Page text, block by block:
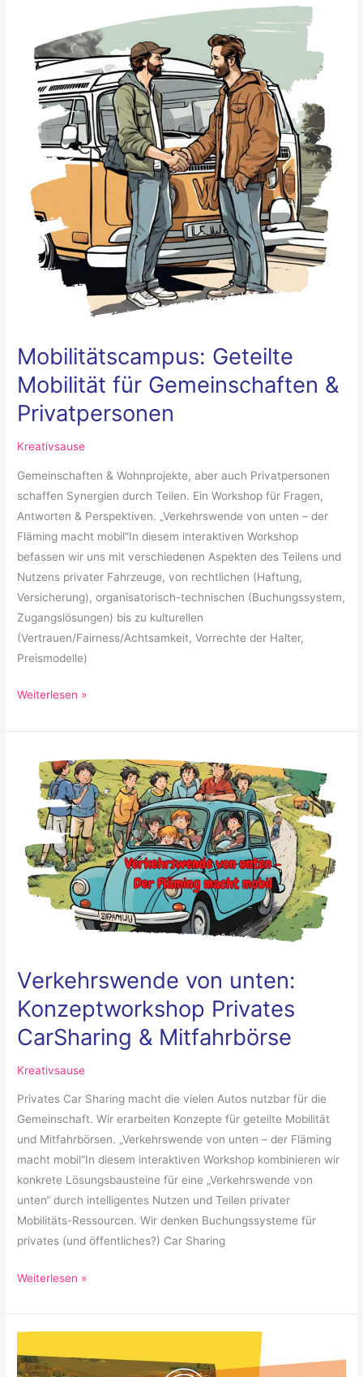
Mobilitätscampus: Geteilte
Mobilität für Gemeinschaften &
Privatpersonen
Kreativsause
Gemeinschaften & Wohnprojekte, aber auch Privatpersonen
schaffen Synergien durch Teilen. Ein Workshop für Fragen,
Antworten & Perspektiven. „Verkehrswende von unten – der
Fläming macht mobil“In diesem interaktiven Workshop
befassen wir uns mit verschiedenen Aspekten des Teilens und
Nutzens privater Fahrzeuge, von rechtlichen (Haftung,
Versicherung), organisatorisch-technischen (Buchungssystem,
Zugangslösungen) bis zu kulturellen
(Vertrauen/Fairness/Achtsamkeit, Vorrechte der Halter,
Preismodelle)
Mobilität
Gemeinschaften
Privatpersonen
Weiterlesen »
Verkehrswende von unten:
Konzeptworkshop Privates
CarSharing & Mitfahrbörse
Kreativsause
Privates Car Sharing macht die vielen Autos nutzbar für die
Gemeinschaft. Wir erarbeiten Konzepte für geteilte Mobilität
und Mitfahrbörsen. „Verkehrswende von unten – der Fläming
macht mobil“In diesem interaktiven Workshop kombinieren wir
konkrete Lösungsbausteine für eine „Verkehrswende von
unten“ durch intelligentes Nutzen und Teilen privater
Mobilitäts-Ressourcen. Wir denken Buchungssysteme für
privates (und öffentliches?) Car Sharing
Verkehrswende
unten:
Konzeptworkshop
CarSharing
Mitfahrbörse
Weiterlesen »
Jahre